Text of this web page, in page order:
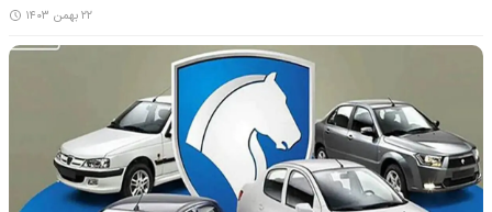
۲۲ بهمن ۱۴۰۳